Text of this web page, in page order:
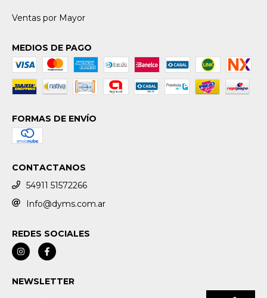
Ventas por Mayor
MEDIOS DE PAGO
FORMAS DE ENVÍO
CONTACTANOS
54911 51572266
Info@dyms.com.ar
REDES SOCIALES
NEWSLETTER